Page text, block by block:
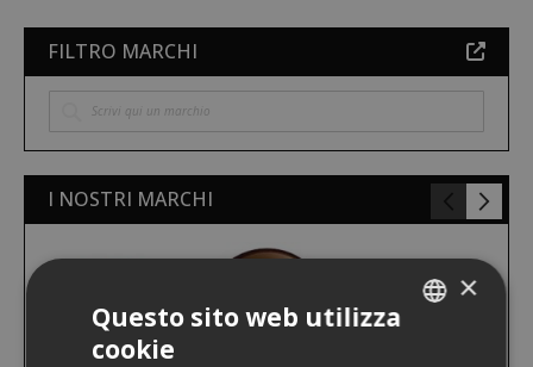
FILTRO MARCHI
I NOSTRI MARCHI
×
Questo sito web utilizza
cookie